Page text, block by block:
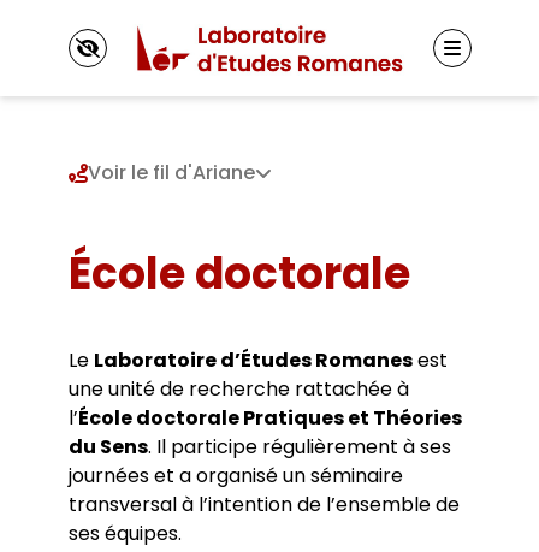
Le LER
Présentation
Axes de recherche 2013-2018
Projets et réseaux de recherche
Laboratoire junior
Fonctionnement
Titulaires
Autres membres
Doctorants
Jeunes docteurs et anciens diplômés
Le Doctorat
Inscriptions
Directions de thèse
Représentants des doctorants
École doctorale
Masters adossés au LER
Bibliothèques universitaires
Actualités
Vie du laboratoire
Appels à contributions
Événements
Voir le fil d'Ariane
École doctorale
Le Laboratoire d’Études Romanesest
une unité de recherche rattachée à
l’École doctorale Pratiques et Théories
du Sens. Il participe régulièrement à ses
journées et a organisé un séminaire
transversal à l’intention de l’ensemble de
ses équipes.